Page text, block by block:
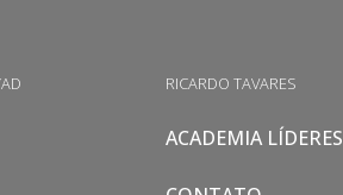
RICARDO TAVARES
ACADEMIA LÍDERES